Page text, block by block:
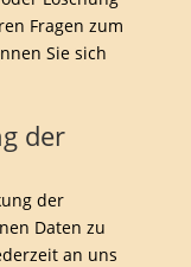
Fragen zum
Sie sich
der
der
Daten zu
an uns